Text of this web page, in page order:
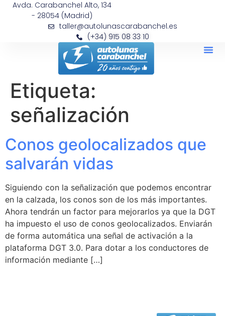
Avda. Carabanchel Alto, 134
- 28054 (Madrid)
taller@autolunascarabanchel.es
(+34) 915 08 33 10
Etiqueta:
señalización
Conos geolocalizados que
salvarán vidas
Siguiendo con la señalización que podemos encontrar
en la calzada, los conos son de los más importantes.
Ahora tendrán un factor para mejorarlos ya que la DGT
ha impuesto el uso de conos geolocalizados. Enviarán
de forma automática una señal de activación a la
plataforma DGT 3.0. Para dotar a los conductores de
información mediante […]